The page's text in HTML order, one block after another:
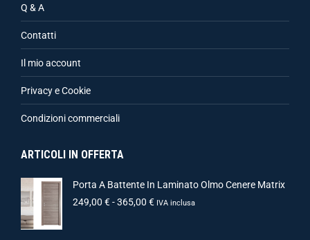
Q & A
Contatti
Il mio account
Privacy e Cookie
Condizioni commerciali
ARTICOLI IN OFFERTA
Porta A Battente In Laminato Olmo Cenere Matrix
249,00 €-365,00 € IVA inclusa